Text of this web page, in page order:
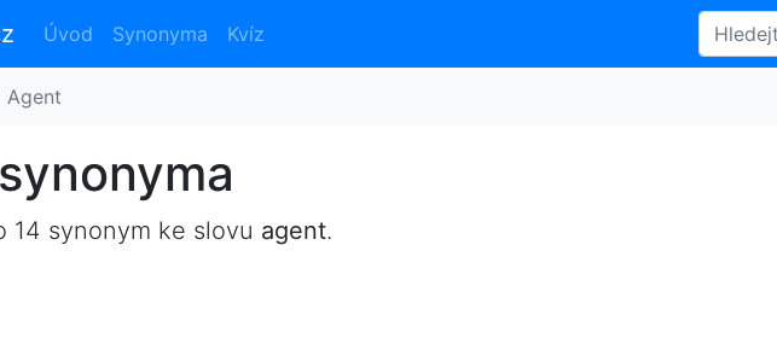
Úvod Synonyma Kvíz
Agent
14 synonym ke slovu agent.